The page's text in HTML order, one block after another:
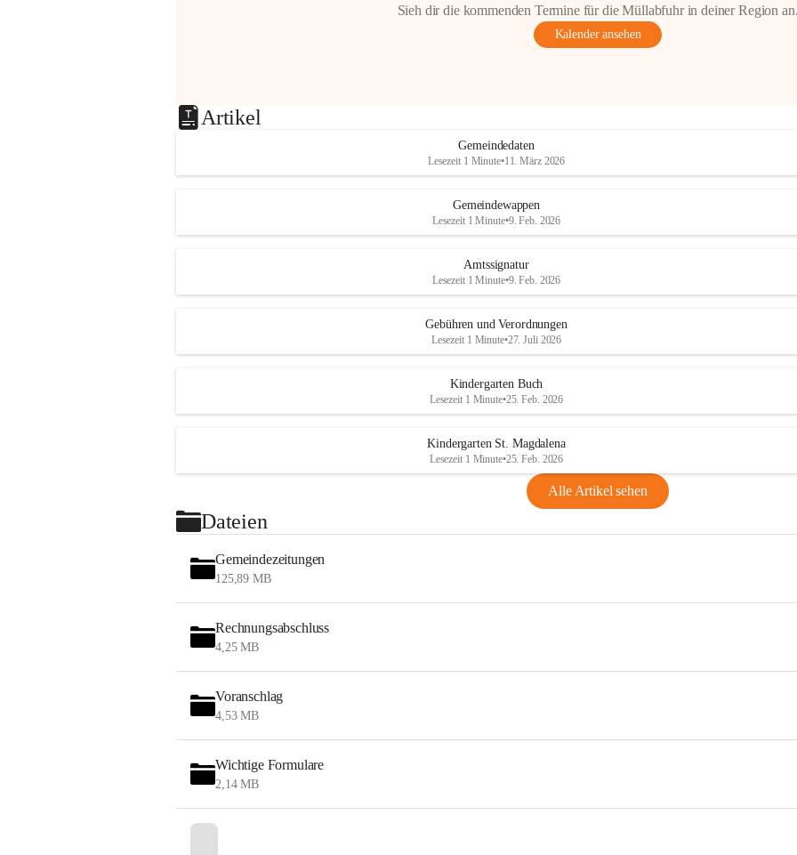
Sieh dir die kommenden Termine für die Müllabfuhr in deiner Region an.
Kalender ansehen
Artikel
Gemeindedaten
Lesezeit 1 Minute•11. März 2026
Gemeindewappen
Lesezeit 1 Minute•9. Feb. 2026
Amtssignatur
Lesezeit 1 Minute•9. Feb. 2026
Gebühren und Verordnungen
Lesezeit 1 Minute•27. Juli 2026
Kindergarten Buch
Lesezeit 1 Minute•25. Feb. 2026
Kindergarten St. Magdalena
Lesezeit 1 Minute•25. Feb. 2026
Alle Artikel sehen
Dateien
Gemeindezeitungen
125,89 MB
Rechnungsabschluss
4,25 MB
Voranschlag
4,53 MB
Wichtige Formulare
2,14 MB